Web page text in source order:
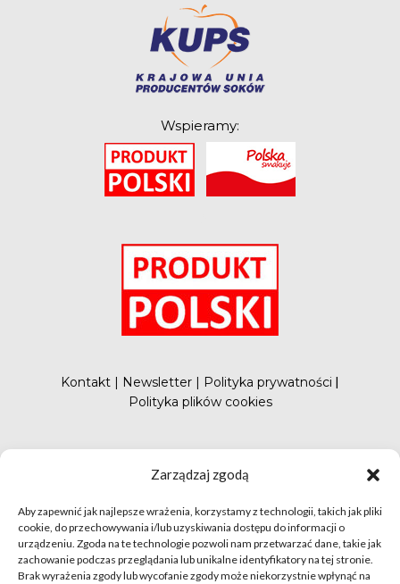
Zarządzaj zgodą
Aby zapewnić jak najlepsze wrażenia, korzystamy z technologii, takich jak pliki
cookie, do przechowywania i/lub uzyskiwania dostępu do informacji o
urządzeniu. Zgoda na te technologie pozwoli nam przetwarzać dane, takie jak
zachowanie podczas przeglądania lub unikalne identyfikatory na tej stronie.
Brak wyrażenia zgody lub wycofanie zgody może niekorzystnie wpłynąć na
Wspieramy:
Kontakt Newsletter Polityka prywatności
Polityka plików cookies